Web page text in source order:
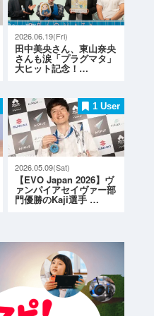
2026.06.19(Fri)
田中美央さん、東山奈央
さんも涙「プラグマタ」
大ヒット記念！…
1 User
2026.05.09(Sat)
【EVO Japan 2026】ヴ
ァンパイアセイヴァー部
門優勝のKaji選手 …